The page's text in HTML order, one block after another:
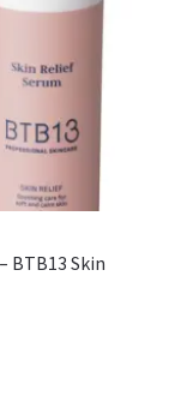
BTB13 Skin